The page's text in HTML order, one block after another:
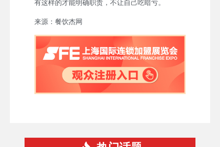
有这样的才能明确职责，不让自己吃暗亏。
来源：餐饮杰网